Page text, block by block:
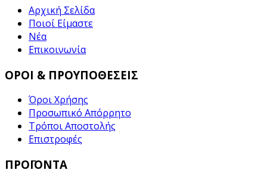
Αρχική Σελίδα
Ποιοί Είμαστε
Νέα
Επικοινωνία
ΟΡΟΙ & ΠΡΟΥΠΟΘΕΣΕΙΣ
Όροι Χρήσης
Προσωπικό Απόρρητο
Τρόποι Αποστολής
Επιστροφές
ΠΡΟΪΟΝΤΑ